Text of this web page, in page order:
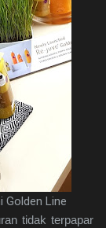
Golden Line
tidak terpapar